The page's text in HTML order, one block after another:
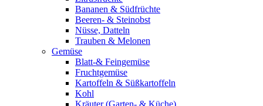
Bananen & Südfrüchte
Beeren- & Steinobst
Nüsse, Datteln
Trauben & Melonen
Gemüse
Blatt-& Feingemüse
Fruchtgemüse
Kartoffeln & Süßkartoffeln
Kohl
Kräuter (Garten- & Küche)